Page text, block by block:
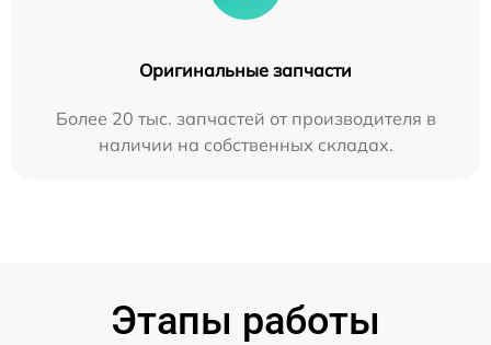
Оригинальные запчасти
Более 20 тыс. запчастей от производителя в
наличии на собственных складах.
Этапы работы